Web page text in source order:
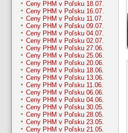
Ceny PHM v Poľsku 18.07.
Ceny PHM v Poľsku 16.07.
Ceny PHM v Poľsku 11.07.
Ceny PHM v Poľsku 09.07.
Ceny PHM v Poľsku 04.07.
Ceny PHM v Poľsku 02.07.
Ceny PHM v Poľsku 27.06.
Ceny PHM v Poľsku 25.06.
Ceny PHM v Poľsku 20.06.
Ceny PHM v Poľsku 18.06.
Ceny PHM v Poľsku 13.06.
Ceny PHM v Poľsku 11.06.
Ceny PHM v Poľsku 06.06.
Ceny PHM v Poľsku 04.06.
Ceny PHM v Poľsku 30.05.
Ceny PHM v Poľsku 28.05.
Ceny PHM v Poľsku 23.05.
Ceny PHM v Poľsku 21.05.